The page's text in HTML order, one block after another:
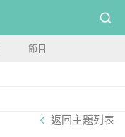
節目
返回主題列表